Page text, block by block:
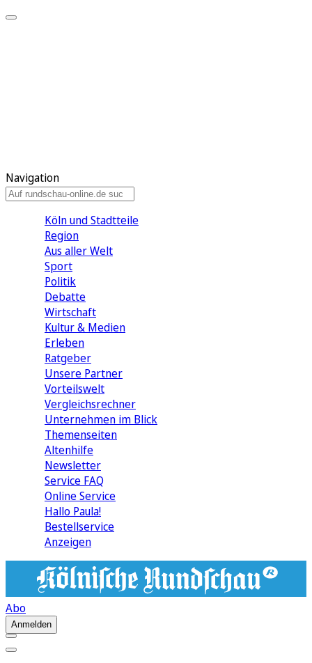
Navigation
Köln und Stadtteile
Region
Aus aller Welt
Sport
Politik
Debatte
Wirtschaft
Kultur & Medien
Erleben
Ratgeber
Unsere Partner
Vorteilswelt
Vergleichsrechner
Unternehmen im Blick
Themenseiten
Altenhilfe
Newsletter
Service FAQ
Online Service
Hallo Paula!
Bestellservice
Anzeigen
Abo
Anmelden